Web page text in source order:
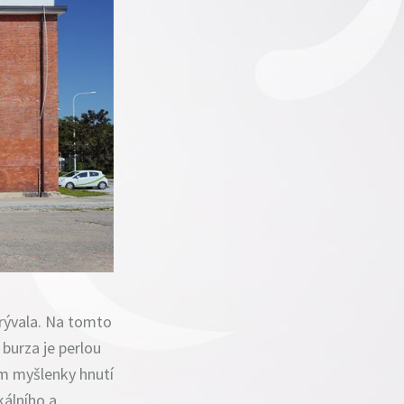
Na tomto
je perlou
myšlenky hnutí